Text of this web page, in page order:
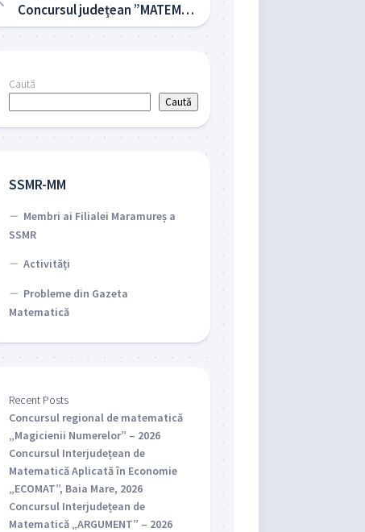
Concursul județean ”MATEMAGIC”
Caută
Caută
SSMR-MM
Membri ai Filialei Maramureș a
SSMR
Activități
Probleme din Gazeta
Matematică
Recent Posts
Concursul regional de matematică
„Magicienii Numerelor” – 2026
Concursul Interjudețean de
Matematică Aplicată în Economie
„ECOMAT”, Baia Mare, 2026
Concursul Interjudețean de
Matematică „ARGUMENT” – 2026